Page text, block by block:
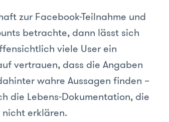
zur Facebook-Teilnahme und
betrachte, dann lässt sich
viele User ein
vertrauen, dass die Angaben
wahre Aussagen finden –
die Lebens-Dokumentation, die
erklären.